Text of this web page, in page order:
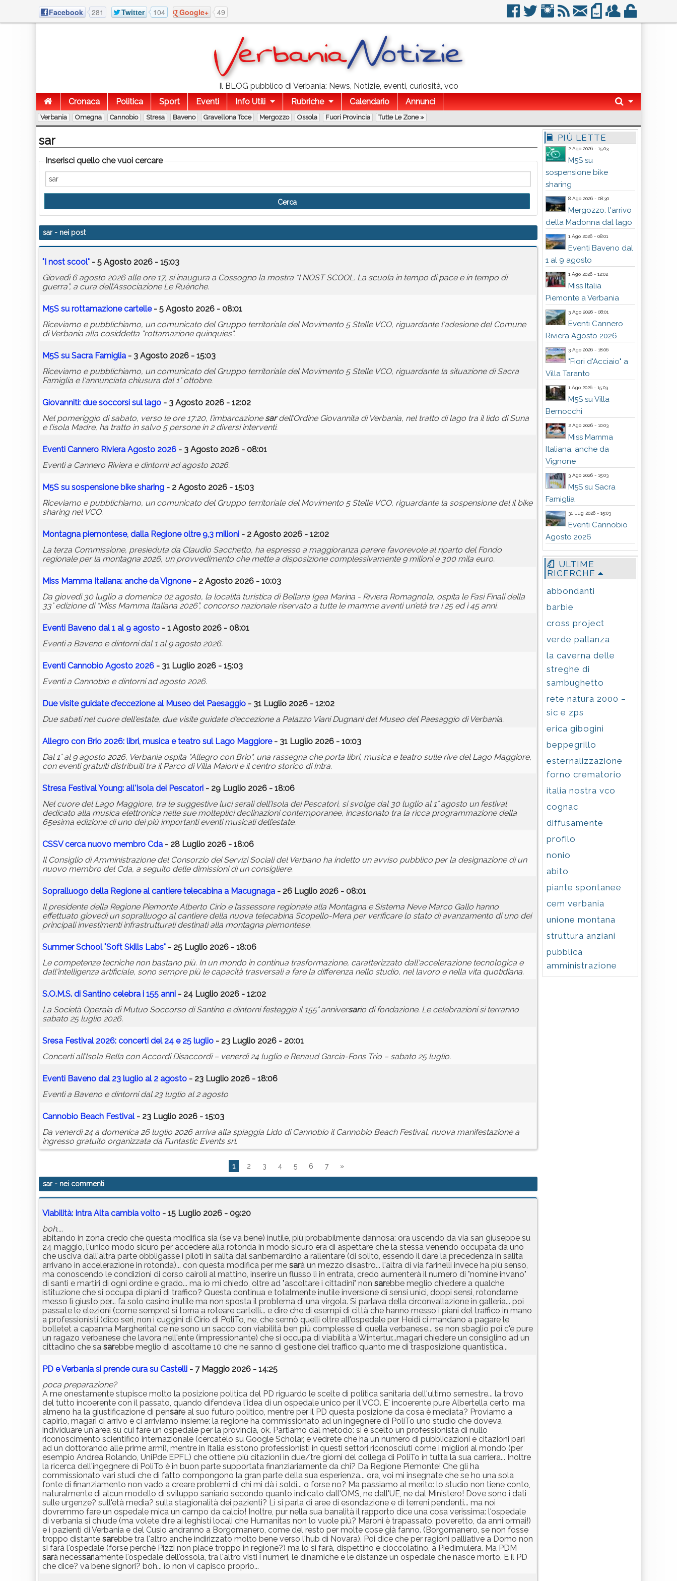
Facebook 281 Twitter 104 Google+ 49
Il BLOG pubblico di Verbania: News, Notizie, eventi, curiosità, vco
Cronaca
Politica Sport Eventi Info Utili Rubriche Calendario Annunci
Verbania Omegna Cannobio Stresa Baveno Gravellona Toce Mergozzo Ossola Fuori Provincia Tutte Le Zone »
sar
Inserisci quello che vuoi cercare
sar- nei post
"I nost scool" - 5 Agosto 2026 - 15:03
Giovedì 6 agosto 2026 alle ore 17, si inaugura a Cossogno la mostra “I NOST SCOOL. La scuola in tempo di pace e in tempo di
guerra”, a cura dell’Associazione Le Ruènche.
M5S su rottamazione cartelle- 5 Agosto 2026 - 08:01
Riceviamo e pubblichiamo, un comunicato del Gruppo territoriale del Movimento 5 Stelle VCO, riguardante l'adesione del Comune
di Verbania alla cosiddetta "rottamazione quinquies".
M5S su Sacra Famiglia - 3 Agosto 2026 - 15:03
Riceviamo e pubblichiamo, un comunicato del Gruppo territoriale del Movimento 5 Stelle VCO, riguardante la situazione di Sacra
Famiglia e l'annunciata chiusura dal 1° ottobre.
Giovanniti: due soccorsi sul lago - 3 Agosto 2026 - 12:02
Nel pomeriggio di sabato, verso le ore 17:20, l’imbarcazione sardell’Ordine Giovannita di Verbania, nel tratto di lago tra il lido di Suna
e l’isola Madre, ha tratto in salvo 5 persone in 2 diversi interventi.
Eventi Cannero Riviera Agosto 2026 - 3 Agosto 2026 - 08:01
Eventi a Cannero Riviera e dintorni ad agosto 2026.
M5S su sospensione bike sharing - 2 Agosto 2026 - 15:03
Riceviamo e pubblichiamo, un comunicato del Gruppo territoriale del Movimento 5 Stelle VCO, riguardante la sospensione del il bike
sharing nel VCO.
Montagna piemontese, dalla Regione oltre 9,3 milioni - 2 Agosto 2026 - 12:02
La terza Commissione, presieduta da Claudio Sacchetto, ha espresso a maggioranza parere favorevole al riparto del Fondo
regionale per la montagna 2026, un provvedimento che mette a disposizione complessivamente 9 milioni e 300 mila euro.
Miss Mamma Italiana: anche da Vignone- 2 Agosto 2026 - 10:03
Da giovedì 30 luglio a domenica 02 agosto, la località turistica di Bellaria Igea Marina - Riviera Romagnola, ospita le Fasi Finali della
33° edizione di “Miss Mamma Italiana 2026”, concorso nazionale riservato a tutte le mamme aventi un’età tra i 25 ed i 45 anni.
Eventi Baveno dal 1 al 9 agosto - 1 Agosto 2026 - 08:01
Eventi a Baveno e dintorni dal 1 al 9 agosto 2026.
Eventi Cannobio Agosto 2026 - 31 Luglio 2026 - 15:03
Eventi a Cannobio e dintorni ad agosto 2026.
Due visite guidate d'eccezione al Museo del Paesaggio - 31 Luglio 2026 - 12:02
Due sabati nel cuore dell'estate, due visite guidate d'eccezione a Palazzo Viani Dugnani del Museo del Paesaggio di Verbania.
Allegro con Brio 2026: libri, musica e teatro sul Lago Maggiore- 31 Luglio 2026 - 10:03
Dal 1° al 9 agosto 2026, Verbania ospita "Allegro con Brio", una rassegna che porta libri, musica e teatro sulle rive del Lago Maggiore,
con eventi gratuiti distribuiti tra il Parco di Villa Maioni e il centro storico di Intra.
Stresa Festival Young: all'Isola dei Pescatori - 29 Luglio 2026 - 18:06
Nel cuore del Lago Maggiore, tra le suggestive luci serali dell’Isola dei Pescatori, si svolge dal 30 luglio al 1° agosto un festival
dedicato alla musica elettronica nelle sue molteplici declinazioni contemporanee, incastonato tra la ricca programmazione della
65esima edizione di uno dei più importanti eventi musicali dell’estate.
CSSV cerca nuovo membro Cda - 28 Luglio 2026 - 18:06
Il Consiglio di Amministrazione del Consorzio dei Servizi Sociali del Verbano ha indetto un avviso pubblico per la designazione di un
nuovo membro del Cda, a seguito delle dimissioni di un consigliere.
Sopralluogo della Regione al cantiere telecabina a Macugnaga - 26 Luglio 2026 - 08:01
Il presidente della Regione Piemonte Alberto Cirio e l’assessore regionale alla Montagna e Sistema Neve Marco Gallo hanno
effettuato giovedì un sopralluogo al cantiere della nuova telecabina Scopello-Mera per verificare lo stato di avanzamento di uno dei
principali investimenti infrastrutturali destinati alla montagna piemontese.
Summer School "Soft Skills Labs" - 25 Luglio 2026 - 18:06
Le competenze tecniche non bastano più. In un mondo in continua trasformazione, caratterizzato dall'accelerazione tecnologica e
dall'intelligenza artificiale, sono sempre più le capacità trasversali a fare la differenza nello studio, nel lavoro e nella vita quotidiana.
S.O.M.S. di Santino celebra i 155 anni - 24 Luglio 2026 - 12:02
La Società Operaia di Mutuo Soccorso di Santino e dintorni festeggia il 155° anniversario di fondazione. Le celebrazioni si terranno
sabato 25 luglio 2026.
Sresa Festival 2026: concerti del 24 e 25 luglio - 23 Luglio 2026 - 20:01
Concerti all’Isola Bella con Accordi Disaccordi – venerdì 24 luglio e Renaud Garcia-Fons Trio – sabato 25 luglio.
Eventi Baveno dal 23 luglio al 2 agosto - 23 Luglio 2026 - 18:06
Eventi a Baveno e dintorni dal 23 luglio al 2 agosto
Cannobio Beach Festival- 23 Luglio 2026 - 15:03
Da venerdì 24 a domenica 26 luglio 2026 arriva alla spiaggia Lido di Cannobio il Cannobio Beach Festival, nuova manifestazione a
ingresso gratuito organizzata da Funtastic Events srl.
1 2 3 4 5 6 7 »
sar- nei commenti
Viabilità: Intra Alta cambia volto - 15 Luglio 2026 - 09:20
boh....
abitando in zona credo che questa modifica sia (se va bene) inutile, più probabilmente dannosa: ora uscendo da via san giuseppe su
24 maggio, l'unico modo sicuro per accedere alla rotonda in modo sicuro era di aspettare che la stessa venendo occupata da uno
che usciva dall'altra parte obbligasse i piloti in salita dal sanbernardino a rallentare (di solito, essendo il dare la precedenza in salita
arrivano in accelerazione in rotonda)... con questa modifica per me sarà un mezzo disastro... l'altra di via farinelli invece ha più senso,
ma conoscendo le condizioni di corso cairoli al mattino, inserire un flusso lì in entrata, credo aumenterà il numero di "nomine invano"
di santi e martiri di ogni ordine e grado... ma io mi chiedo, oltre ad "ascoltare i cittadini" non sarebbe meglio chiedere a qualche
istituzione che si occupa di piani di traffico? Questa continua e totalmente inutile inversione di sensi unici, doppi sensi, rotondame
messo lì giusto per... fa solo casino inutile ma non sposta il problema di una virgola. Si parlava della circonvallazione in galleria... poi
passate le elezioni (come sempre) si torna a roteare cartelli... e dire che di esempi di città che hanno messo i piani del traffico in mano
a professionisti (dico seri, non i cuggini di Cirio di PoliTo, ne, che sennò quelli oltre all'ospedale per Heidi ci mandano a pagare le
bolletet a capanna Margherita) ce ne sono un sacco con viabilità ben più complesse di quella verbanese... se non sbaglio poi c'è pure
un ragazo verbanese che lavora nell'ente (impressionante) che si occupa di viabilità a Wintertur...magari chiedere un consiglino ad un
cittadino che sa sarebbe meglio di ascoltarne 10 che ne sanno di gestione del traffico quanto me di trasposizione quantistica...
PD e Verbania si prende cura su Castelli - 7 Maggio 2026 - 14:25
poca preparazione?
A me onestamente stupisce molto la posizione politica del PD riguardo le scelte di politica sanitaria dell'ultimo semestre... la trovo
del tutto incoerente con il passato, quando difendeva l'idea di un ospedale unico per il VCO. E' incoerente pure Albertella certo, ma
almeno ha la giustificazione di pensare al suo futuro politico, mentre per il PD questa posizione da cosa è mediata? Proviamo a
capirlo, magari ci arrivo e ci arriviamo insieme: la regione ha commissionato ad un ingegnere di PoliTo uno studio che doveva
individuare un'area su cui fare un ospedale per la provincia, ok. Partiamo dal metodo: si è scelto un professionista di nullo
riconoscimento scientifico internazionale (cercatelo su Google Scholar, e vedrete che ha un numero di pubblicazioni e citazioni pari
ad un dottorando alle prime armi), mentre in Italia esistono professionisti in questi settori riconosciuti come i migliori al mondo (per
esempio Andrea Rolando, UniPde EPFL) che ottiene più citazioni in due/tre giorni del collega di PoliTo in tutta la sua carriera... Inoltre
la ricerca dell'ingegnere di PoliTo è in buon parte supportata finanziariamente da chi? Da Regione Piemonte! Che gli ha
commissionato vari studi che di fatto compongono la gran parte della sua esperienza... ora, voi mi insegnate che se ho una sola
fonte di finanziamento non vado a creare problemi di chi mi dà i soldi... o forse no? Ma passiamo al merito: lo studio non tiene conto,
naturalmente di alcun modello di sviluppo saniario secondo quanto indicato dall'OMS, ne dall'UE, ne dal Ministero! Dove sono i dati
sulle urgenze? sull'età media? sulla stagionalità dei pazienti? Lì si parla di aree di esondazione e di terreni pendenti... ma noi
dovremmo fare un ospedale mica un campo da calcio! Inoltre, pur nella sua banalità il rapporto dice una cosa verissima: l'ospedale
di verbania si chiude (ma volete dire ai leghisti locali che Humanitas non lo vuole più? Maroni è trapassato, poveretto, da anni ormai!)
e i pazienti di Verbania e del Cusio andranno a Borgomanero, come del resto per molte cose già fanno. (Borgomanero, se non fosse
troppo distante sarebbe tra l'altro anche indirizzato molto bene verso l'hub di Novara). Poi dice che per ragioni palliative a Domo non
si farà l'ospedale (forse perchè Pizzi non piace troppo in regione?) ma lo si farà, dispettino e cioccolatino, a Piedimulera. Ma PDM
sarà necessariamente l'ospedale dell'ossola, tra l'altro visti i numeri, le dinamiche e le distanze un ospedale che nasce morto. E il PD
che dice? va bene signori? boh... io non vi capisco proprio...
PIÙ LETTE
2 Ago 2026 - 15:03
M5S su
sospensione bike
sharing
8 Ago 2026 - 08:30
Mergozzo: l'arrivo
della Madonna dal lago
1 Ago 2026 - 08:01
Eventi Baveno dal
1 al 9 agosto
1 Ago 2026 - 12:02
Miss Italia
Piemonte a Verbania
3 Ago 2026 - 08:01
Eventi Cannero
Riviera Agosto 2026
3 Ago 2026 - 18:06
"Fiori d'Acciaio" a
Villa Taranto
1 Ago 2026 - 15:03
M5S su Villa
Bernocchi
2 Ago 2026 - 10:03
Miss Mamma
Italiana: anche da
Vignone
3 Ago 2026 - 15:03
M5S su Sacra
Famiglia
31 Lug 2026 - 15:03
Eventi Cannobio
Agosto 2026
ULTIME
RICERCHE
abbondanti
barbie
cross project
verde pallanza
la caverna delle
streghe di
sambughetto
rete natura 2000 –
sic e zps
erica gibogini
beppegrillo
esternalizzazione
forno crematorio
italia nostra vco
cognac
diffusamente
profilo
nonio
abito
piante spontanee
cem verbania
unione montana
struttura anziani
pubblica
amministrazione